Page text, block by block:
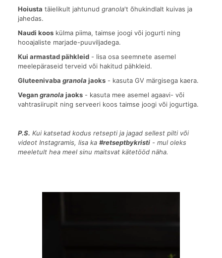
Hoiusta täielikult jahtunud granola't õhukindlalt kuivas ja
jahedas.
Naudi koos külma piima, taimse joogi või jogurti ning
hooajaliste marjade-puuviljadega.
Kui armastad pähkleid - lisa osa seemnete asemel
meelepäraseid terveid või hakitud pähkleid.
Gluteenivaba granola jaoks - kasuta GV märgisega kaera.
Vegangranola jaoks - kasuta mee asemel agaavi- või
vahtrasiirupit ning serveeri koos taimse joogi või jogurtiga.
P.S. Kui katsetad kodus retsepti ja jagad sellest pilti või
videot Instagramis, lisa ka #retseptbykristi - mul oleks
meeletult hea meel sinu maitsvat kätetööd näha.